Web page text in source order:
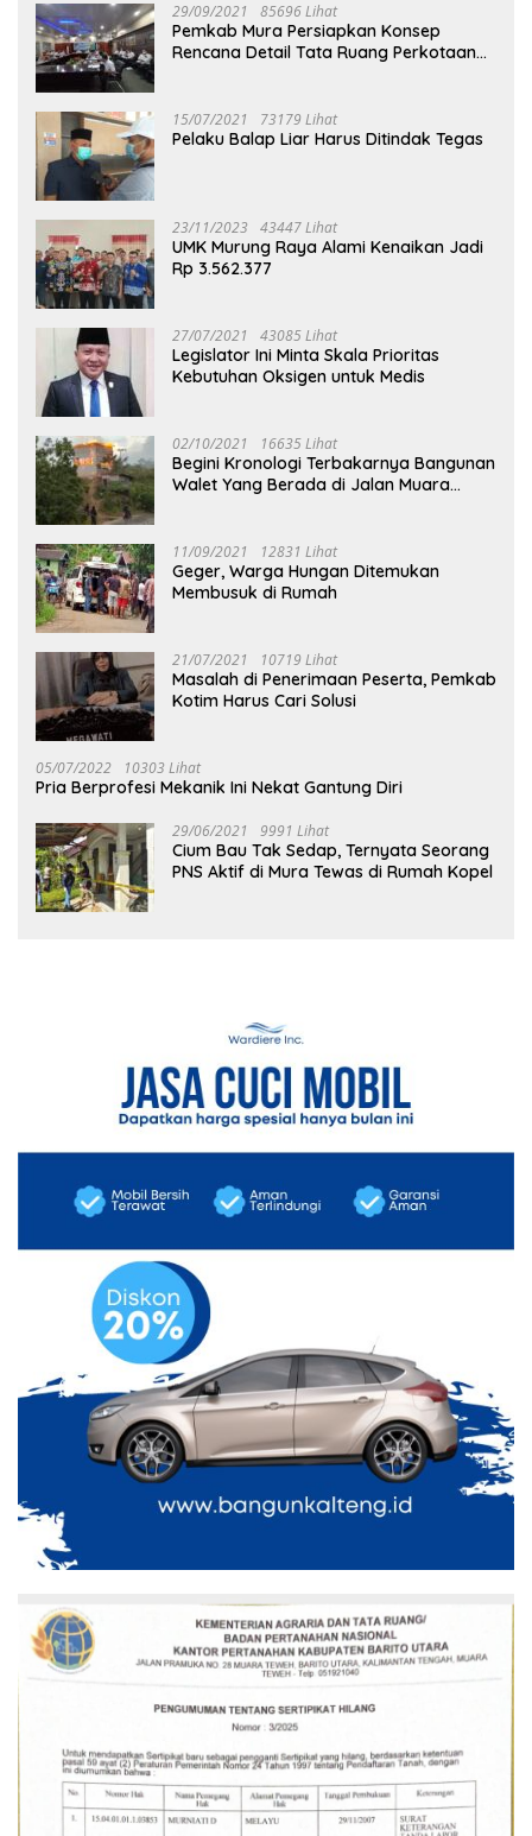
29/09/2021 85696 Lihat
Pemkab Mura Persiapkan Konsep
Rencana Detail Tata Ruang Perkotaan
15/07/2021 73179 Lihat
Pelaku Balap Liar Harus Ditindak Tegas
23/11/2023 43447 Lihat
UMK Murung Raya Alami Kenaikan Jadi
Rp 3.562.377
27/07/2021 43085 Lihat
Legislator Ini Minta Skala Prioritas
Kebutuhan Oksigen untuk Medis
02/10/2021 16635 Lihat
Begini Kronologi Terbakarnya Bangunan
Walet Yang Berada di Jalan Muara
11/09/2021 12831 Lihat
Geger, Warga Hungan Ditemukan
Membusuk di Rumah
21/07/2021 10719 Lihat
Masalah di Penerimaan Peserta, Pemkab
Kotim Harus Cari Solusi
05/07/2022 10303 Lihat
Pria Berprofesi Mekanik Ini Nekat Gantung Diri
29/06/2021 9991 Lihat
Cium Bau Tak Sedap, Ternyata Seorang
PNS Aktif di Mura Tewas di Rumah Kopel